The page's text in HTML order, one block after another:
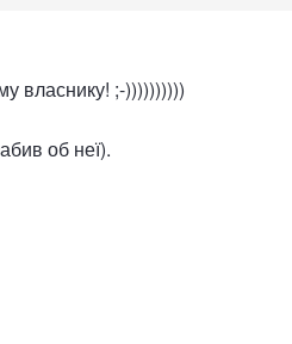
власнику! ;-))))))))))
об неї).